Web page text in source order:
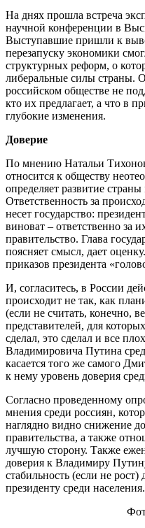
На днях прошла встреча
научной конференции в
Выступавшие пришли к
перезапуску экономики
структурных реформ, о
либеральные силы страны.
российском обществе не
кто их предлагает, а что в
глубокие изменения.
Доверие
По мнению Натальи
относится к обществу
определяет развитие
Ответственность за
несет государство:
виноват – ответственно за
правительство. Глава
поясняет смысл, дает
приказов президента
И, согласитесь, в России
происходит не так, как
(если не считать, конечно,
представителей, для
сделал, это сделал и все
Владимировича Путина
касается того же самого
к нему уровень доверия
Согласно проведенному
мнения среди россиян,
наглядно видно снижение
правительства, а также
лучшую сторону. Также
доверия к Владимиру
стабильность (если не
президенту среди населения.